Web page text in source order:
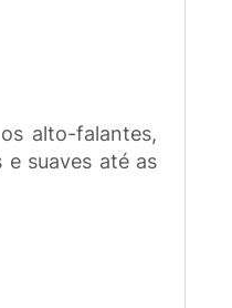
alto-falantes,
suaves até as